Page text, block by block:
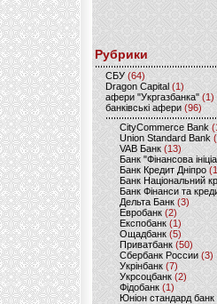
Рубрики
CБУ (64)
Dragon Capital (1)
афери "Укргазбанка" (1)
банківські афери (96)
CityCommerce Bank
Union Standard Bank
VAB Банк (13)
Банк "Фінансова
Банк Кредит Дніпро
Банк Національний
Банк Фінанси та
Дельта Банк (3)
Евробанк(2)
Експобанк (1)
Ощадбанк(5)
Приватбанк (50)
Сбербанк России (3)
Укрінбанк(7)
Укрсоцбанк (2)
Фідобанк (1)
Юніон стандард банк